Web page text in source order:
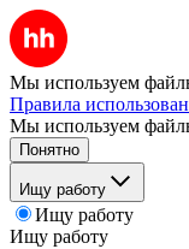
Мы используем
Правила
Мы используем
Понятно
Ищу работу
Ищу работу
Ищу работу